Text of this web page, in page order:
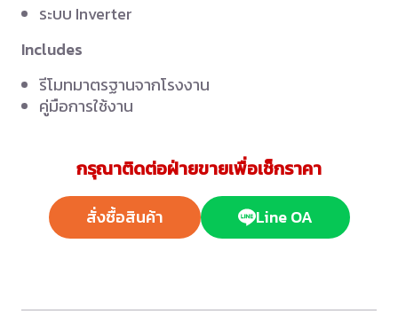
ระบบ Inverter
Includes
รีโมทมาตรฐานจากโรงงาน
คู่มือการใช้งาน
กรุณาติดต่อฝ่ายขายเพื่อเช็กราคา
สั่งซื้อสินค้า Line OA